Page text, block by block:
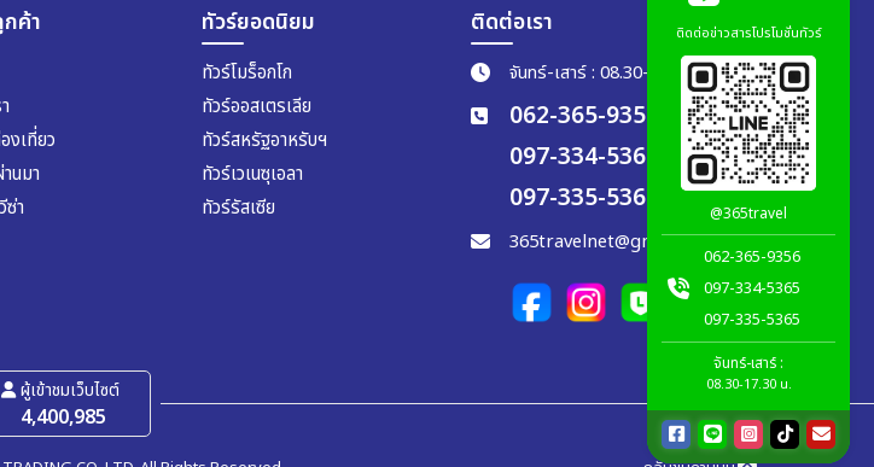
ค้า
งเที่ยว
นมา
ซ่า
ทัวร์ยอดนิยม
ทัวร์โมร็อกโก
ทัวร์ออสเตรเลีย
ทัวร์สหรัฐอาหรับฯ
ทัวร์เวเนซุเอลา
ทัวร์รัสเซีย
ติดต่อเรา
จันทร์-เสาร์ : 08.30-17.30 น.
062-365-9356
097-334-5365
097-335-5365
365travelnet@gmail.com
ผู้เข้าชมเว็บไซต์
4,400,985
ติดต่อข่าวสารโปรโมชั่นทัวร์
@365travel
062-365-9356
097-334-5365
097-335-5365
จันทร์-เสาร์ :
08.30-17.30 น.